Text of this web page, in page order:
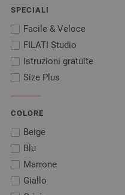
SPECIALI
Facile & Veloce
FILATI Studio
Istruzioni gratuite
Size Plus
COLORE
Beige
Blu
Marrone
Giallo